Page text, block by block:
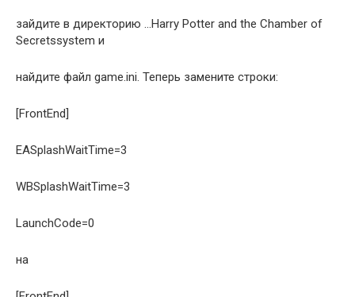
зайдите в директорию …Harry Potter and the Chamber of
Secretssystem и
найдите файл game.ini. Теперь замените строки:
[FrontEnd]
EASplashWaitTime=3
WBSplashWaitTime=3
LaunchCode=0
на